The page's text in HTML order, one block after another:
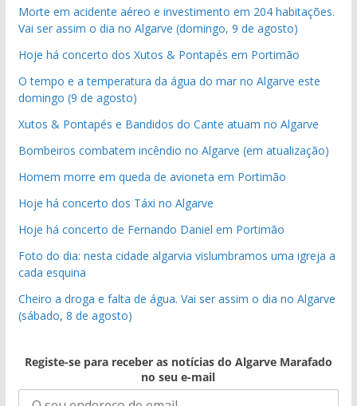
Morte em acidente aéreo e investimento em 204 habitações.
Vai ser assim o dia no Algarve (domingo, 9 de agosto)
Hoje há concerto dos Xutos & Pontapés em Portimão
O tempo e a temperatura da água do mar no Algarve este
domingo (9 de agosto)
Xutos & Pontapés e Bandidos do Cante atuam no Algarve
Bombeiros combatem incêndio no Algarve (em atualização)
Homem morre em queda de avioneta em Portimão
Hoje há concerto dos Táxi no Algarve
Hoje há concerto de Fernando Daniel em Portimão
Foto do dia: nesta cidade algarvia vislumbramos uma igreja a
cada esquina
Cheiro a droga e falta de água. Vai ser assim o dia no Algarve
(sábado, 8 de agosto)
Registe-se para receber as notícias do Algarve Marafado
no seu e-mail